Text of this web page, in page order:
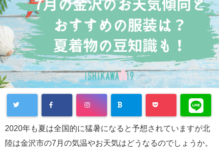
2020年も夏は全国的に猛暑になると予想されていますが北
陸は金沢市の7月の気温やお天気はどうなるのでしょうか。